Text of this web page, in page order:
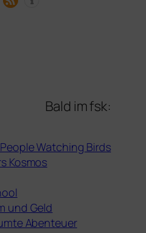
Bald im fsk:
Watching Birds
Kosmos
und Geld
Abenteuer